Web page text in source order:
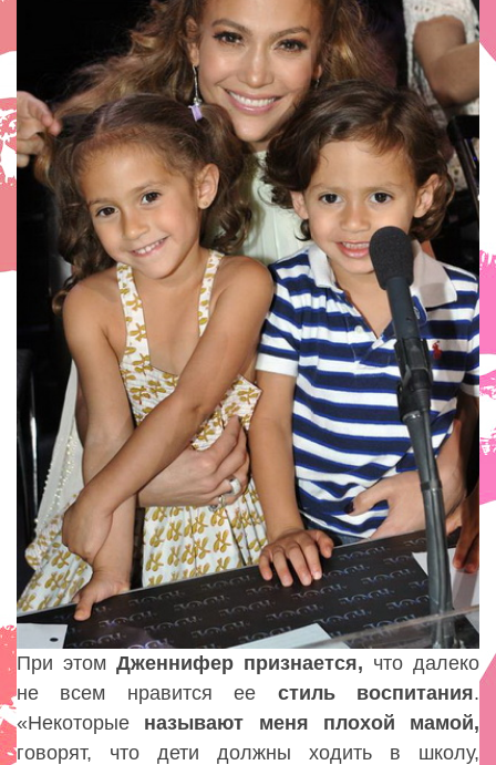
При этом Дженнифер признается, что далеко
не всем нравится ее стиль воспитания.
«Некоторые называют меня плохой мамой,
говорят, что дети должны ходить в школу,